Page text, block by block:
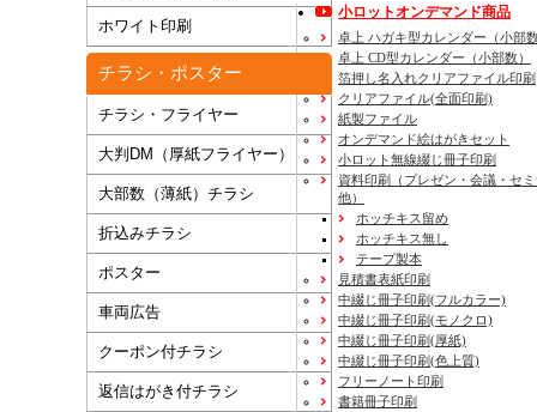
ホワイト印刷
チラシ・ポスター
チラシ・フライヤー
大判DM（厚紙フライヤー）
大部数（薄紙）チラシ
折込みチラシ
ポスター
車両広告
クーポン付チラシ
返信はがき付チラシ
小ロットオンデマンド商品
卓上 ハガキ型カレンダー（小部
卓上 CD型カレンダー（小部数）
箔押し名入れクリアファイル印刷
クリアファイル(全面印刷)
紙製ファイル
オンデマンド絵はがきセット
小ロット無線綴じ冊子印刷
資料印刷
（プレゼン・会議・セ
他）
ホッチキス留め
ホッチキス無し
テープ製本
見積書表紙印刷
中綴じ冊子印刷(フルカラー)
中綴じ冊子印刷(モノクロ)
中綴じ冊子印刷(厚紙)
中綴じ冊子印刷(色上質)
フリーノート印刷
書籍冊子印刷